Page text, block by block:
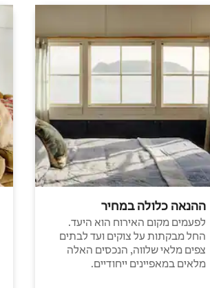
ההנאה כלולה במחיר
לפעמים מקום האירוח הוא היעד.
החל מבקתות על צוקים ועד לבתים
צפים מלאי שלווה, הנכסים האלה
מלאים במאפיינים ייחודיים.